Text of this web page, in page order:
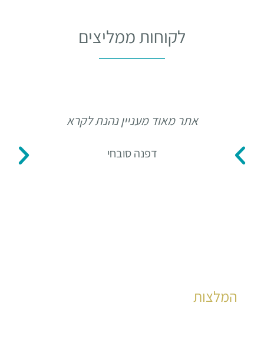
לקוחות ממליצים
אתר מאוד מעניין נהנת לקרא
דפנה סובחי
המלצות